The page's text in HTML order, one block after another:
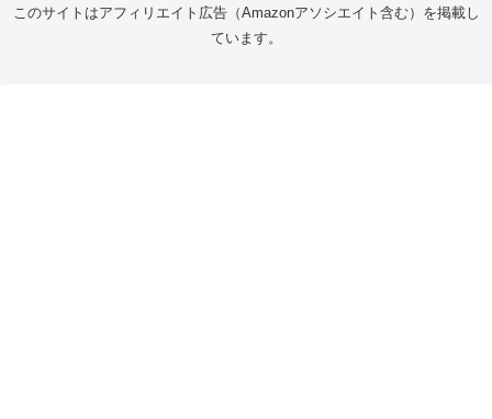
このサイトはアフィリエイト広告（Amazonアソシエイト含む）を掲載し
ています。